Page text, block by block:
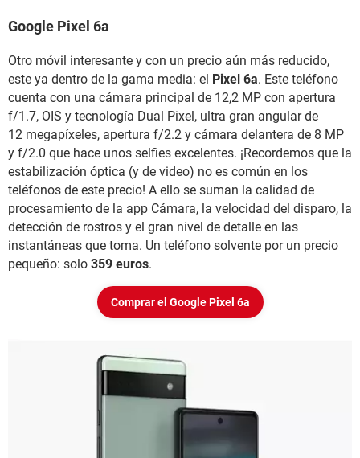
Google Pixel 6a
Otro móvil interesante y con un precio aún más reducido,
este ya dentro de la gama media: el Pixel 6a. Este teléfono
cuenta con una cámara principal de 12,2 MP con apertura
f/1.7, OIS y tecnología Dual Pixel, ultra gran angular de
12 megapíxeles, apertura f/2.2 y cámara delantera de 8 MP
y f/2.0 que hace unos selfies excelentes. ¡Recordemos que la
estabilización óptica (y de video) no es común en los
teléfonos de este precio! A ello se suman la calidad de
procesamiento de la app Cámara, la velocidad del disparo, la
detección de rostros y el gran nivel de detalle en las
instantáneas que toma. Un teléfono solvente por un precio
pequeño: solo 359 euros.
Comprar el Google Pixel 6a